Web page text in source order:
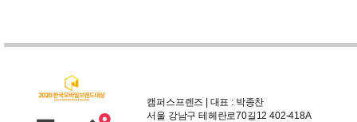
캠퍼스프렌즈 | 대표 : 박종찬
서울 강남구 테헤란로70길12 402-418A